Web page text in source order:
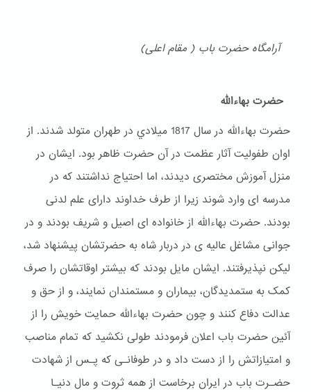
آرامگاه حضرت باب ( مقام اعلی)
حضرت بهاءالله
حضرت بهاءالله در سال 1817 ميلادي در طهران متولد شدند. از
اوان طفولیت آثار عظمت در آن حضرت ظاهر بود. ایشان در
منزل آموزش مختصری دیدند، اما احتیاج نداشتند که در
مدرسه ای وارد شوند زیرا از طرف خداوند دارای علم لدنی
بودند. حضرت بهاءالله از خانواده ای اصیل و شریف بودند و در
جوانی مشاغل عالیه ی در دربار شاه به حضرتشان پیشنهاد شد،
لیکن نپذیرفتند. ایشان مایل بودند که بیشتر اوقاتشان را صرف
کمک به ستمدیدگان، بیماران و مستمندان نمایند، و از حق و
عدالت دفاع کنند و چون حضرت بهاءالله حمایت خویش را از
آئین حضرت باب اعلان فرمودند طولی نکشید که تمام مناصب
و امتیازاتش را از دست داد و در طوفانـی که پـس از شهادت
حضـرت باب در ایران برخاست از همه ثروت و مال دنیـا